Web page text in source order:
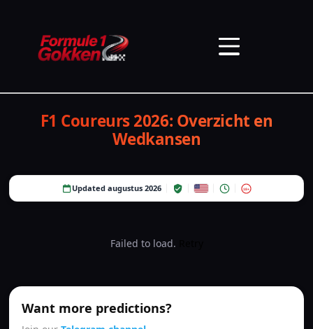
F1 Coureurs 2026: Overzicht en
Wedkansen
Updated augustus 2026 18+
Failed to load.
Want more predictions?